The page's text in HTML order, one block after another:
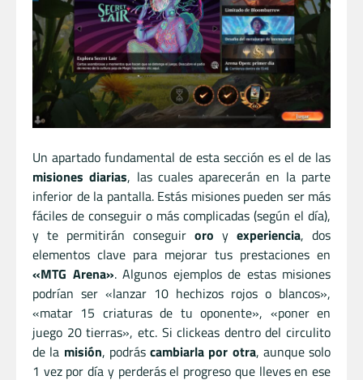
Un apartado fundamental de esta sección es el de las
misiones diarias, las cuales aparecerán en la parte
inferior de la pantalla. Estás misiones pueden ser más
fáciles de conseguir o más complicadas (según el día),
y te permitirán conseguir oro y experiencia, dos
elementos clave para mejorar tus prestaciones en
«MTG Arena». Algunos ejemplos de estas misiones
podrían ser «lanzar 10 hechizos rojos o blancos»,
«matar 15 criaturas de tu oponente», «poner en
juego 20 tierras», etc. Si clickeas dentro del circulito
de la misión, podrás cambiarla por otra, aunque solo
1 vez por día y perderás el progreso que lleves en ese